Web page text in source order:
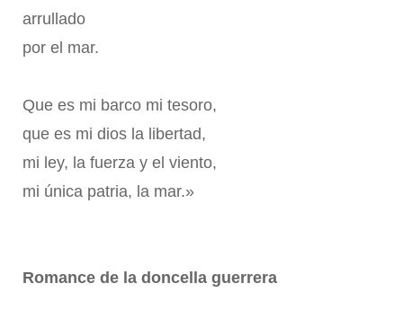
arrullado
por el mar.
Que es mi barco mi tesoro,
que es mi dios la libertad,
mi ley, la fuerza y el viento,
mi única patria, la mar.»
Romance de la doncella guerrera